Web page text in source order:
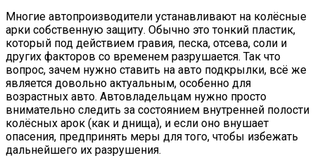
Многие автопроизводители устанавливают на колёсные
арки собственную защиту. Обычно это тонкий пластик,
который под действием гравия, песка, отсева, соли и
других факторов со временем разрушается. Так что
вопрос, зачем нужно ставить на авто подкрылки, всё же
является довольно актуальным, особенно для
возрастных авто. Автовладельцам нужно просто
внимательно следить за состоянием внутренней полости
колёсных арок (как и днища), и если оно внушает
опасения, предпринять меры для того, чтобы избежать
дальнейшего их разрушения.